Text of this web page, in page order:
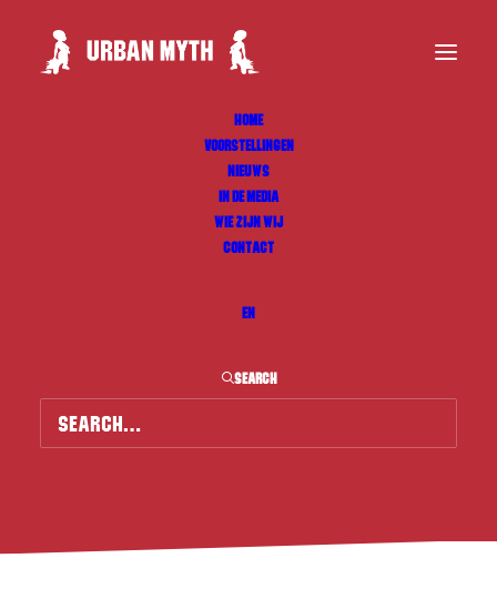
HOME
VOORSTELLINGEN
NIEUWS
IN DE MEDIA
WIE ZIJN WIJ
CONTACT
EN
SEARCH